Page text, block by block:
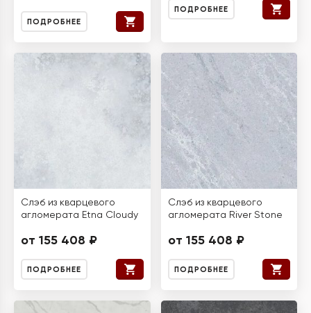
ПОДРОБНЕЕ
ПОДРОБНЕЕ
Слэб из кварцевого
агломерата Etna Cloudy
от 155 408 ₽
ПОДРОБНЕЕ
Слэб из кварцевого
агломерата River Stone
от 155 408 ₽
ПОДРОБНЕЕ